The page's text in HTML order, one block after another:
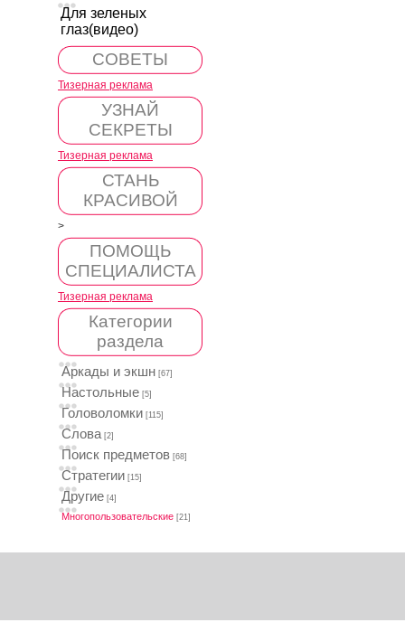
Для зеленых
глаз(видео)
СОВЕТЫ
Тизерная реклама
УЗНАЙ
СЕКРЕТЫ
Тизерная реклама
СТАНЬ
КРАСИВОЙ
>
ПОМОЩЬ
СПЕЦИАЛИСТА
Тизерная реклама
Категории
раздела
Аркады и экшн [67]
Настольные [5]
Головоломки [115]
Слова [2]
Поиск предметов [68]
Стратегии [15]
Другие [4]
Многопользовательские [21]